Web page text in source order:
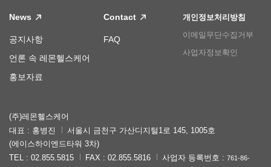
News
공지사항
언론 속 레몬헬스케어
홍보자료
Contact
FAQ
개인정보처리방침
이메일무단수집거부
사업자정보확인
(주)레몬헬스케어
대표 : 홍병진
서울시 금천구 가산디지털1로 145, 1005호
(에이스하이엔드타워 3차)
TEL : 02.855.5815
FAX : 02.855.5816 사업자 등록번호 : 761-86-